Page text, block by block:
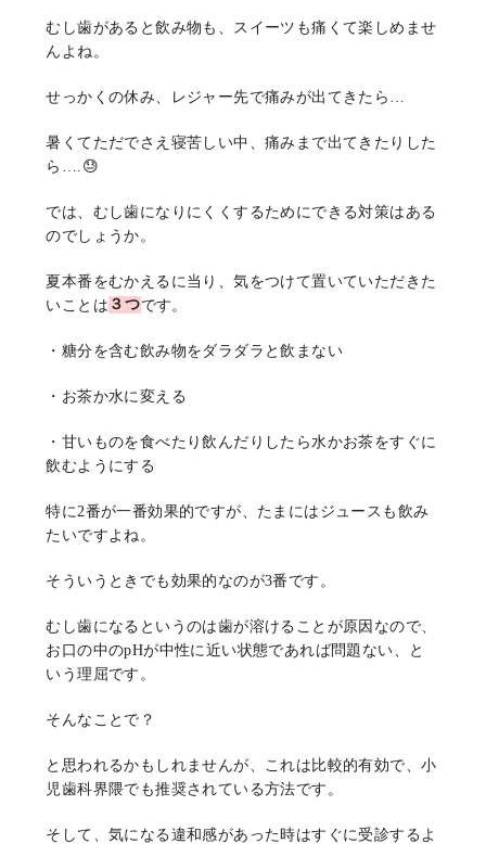
むし歯があると飲み物も、スイーツも痛くて楽しめませ
んよね。
せっかくの休み、レジャー先で痛みが出てきたら…
暑くてただでさえ寝苦しい中、痛みまで出てきたりした
ら….😓
では、むし歯になりにくくするためにできる対策はある
のでしょうか。
夏本番をむかえるに当り、気をつけて置いていただきた
いことは ３つです。
・糖分を含む飲み物をダラダラと飲まない
・お茶か水に変える
・甘いものを食べたり飲んだりしたら水かお茶をすぐに
飲むようにする
特に2番が一番効果的ですが、たまにはジュースも飲み
たいですよね。
そういうときでも効果的なのが3番です。
むし歯になるというのは歯が溶けることが原因なので、
お口の中のpHが中性に近い状態であれば問題ない、と
いう理屈です。
そんなことで？
と思われるかもしれませんが、これは比較的有効で、小
児歯科界隈でも推奨されている方法です。
そして、気になる違和感があった時はすぐに受診するよ